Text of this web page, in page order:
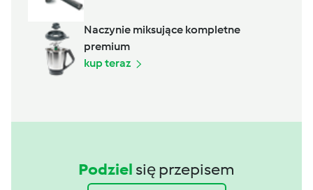
Naczynie miksujące kompletne
premium
kup teraz
Podziel się przepisem